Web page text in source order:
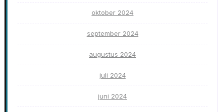
oktober 2024
september 2024
augustus 2024
juli 2024
juni 2024